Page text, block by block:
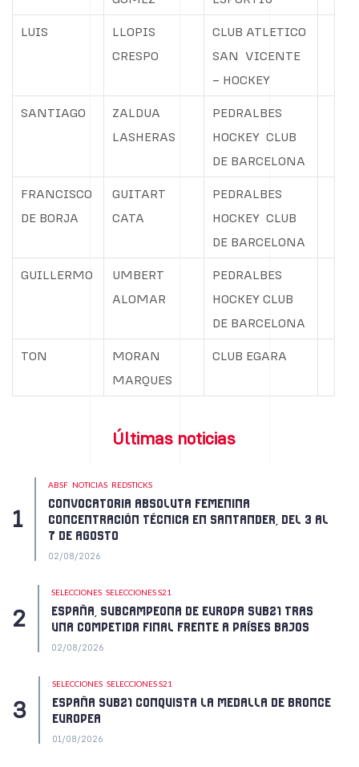
LUIS
LLOPIS
CRESPO
CLUB ATLETICO
SAN VICENTE
– HOCKEY
SANTIAGO
ZALDUA
LASHERAS
PEDRALBES
HOCKEY CLUB
DE BARCELONA
FRANCISCO
DE BORJA
GUITART
CATA
PEDRALBES
HOCKEY CLUB
DE BARCELONA
GUILLERMO
UMBERT
ALOMAR
PEDRALBES
HOCKEY CLUB
DE BARCELONA
TON
MORAN
MARQUES
CLUB EGARA
Últimas noticias
ABSF NOTICIAS REDSTICKS
CONVOCATORIA ABSOLUTA FEMENINA
CONCENTRACIÓN TÉCNICA EN SANTANDER, DEL 3 AL
7 DE AGOSTO
02/08/2026
SELECCIONES SELECCIONES S21
ESPAÑA, SUBCAMPEONA DE EUROPA SUB21 TRAS
UNA COMPETIDA FINAL FRENTE A PAÍSES BAJOS
02/08/2026
SELECCIONES SELECCIONES S21
ESPAÑA SUB21 CONQUISTA LA MEDALLA DE BRONCE
EUROPEA
01/08/2026